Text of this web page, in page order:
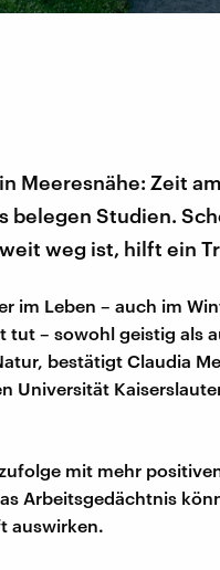
Meeresnähe: Zeit
belegen Studien.
weg ist, hilft ein
im Leben – auch im
tut – sowohl geistig als
bestätigt Claudia
Universität
mit mehr
Arbeitsgedächtnis
auswirken.